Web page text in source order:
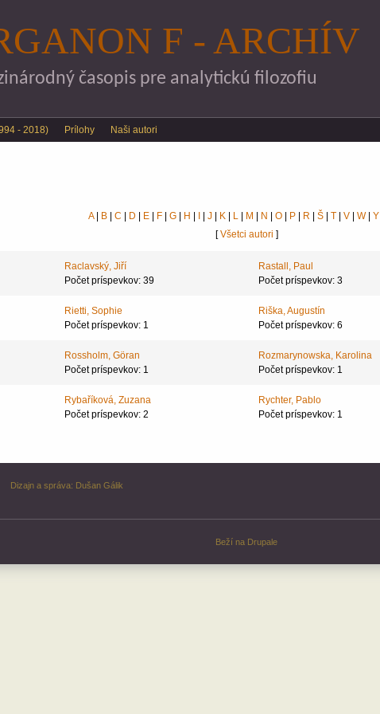
F - ARCHÍV
časopis pre analytickú filozofiu
- 2018) Prílohy Naši autori
A B C D E F G H J K L M N O P R Š T V W Y
[Všetci autori ]
Raclavský, Jiří
Počet príspevkov: 39
Rastall, Paul
Počet príspevkov: 3
Rietti, Sophie
Počet príspevkov: 1
Riška, Augustín
Počet príspevkov: 6
Rossholm, Göran
Počet príspevkov: 1
Rozmarynowska, Karolina
Počet príspevkov: 1
Rybaříková, Zuzana
Počet príspevkov: 2
Rychter, Pablo
Počet príspevkov: 1
Dizajn a správa: Dušan Gálik
Beží na Drupale